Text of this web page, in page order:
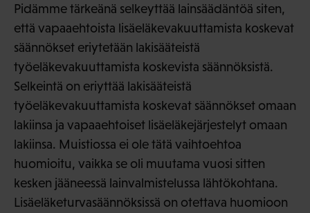
Pidämme tärkeänä selkeyttää lainsäädäntöä siten,
että vapaaehtoista lisäeläkevakuuttamista koskevat
säännökset eriytetään lakisääteistä
työeläkevakuuttamista koskevista säännöksistä.
Selkeintä on eriyttää lakisääteistä
työeläkevakuuttamista koskevat säännökset omaan
lakiinsa ja vapaaehtoiset lisäeläkejärjestelyt omaan
lakiinsa. Muistiossa ei ole tätä vaihtoehtoa
huomioitu, vaikka se oli muutama vuosi sitten
kesken jääneessä lainvalmistelussa lähtökohtana.
Lisäeläketurvasäännöksissä on otettava huomioon